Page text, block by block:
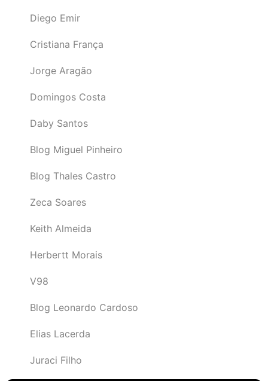
Diego Emir
Cristiana França
Jorge Aragão
Domingos Costa
Daby Santos
Blog Miguel Pinheiro
Blog Thales Castro
Zeca Soares
Keith Almeida
Herbertt Morais
V98
Blog Leonardo Cardoso
Elias Lacerda
Juraci Filho